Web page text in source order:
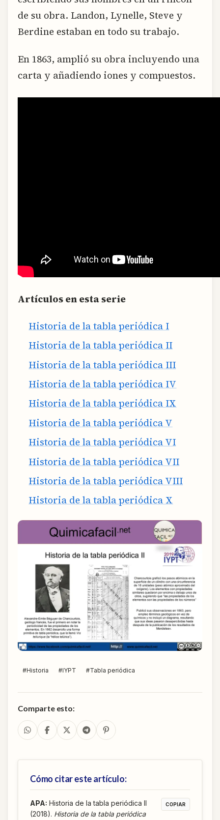
de su obra. Landon, Lynelle, Steve y
Berdine estaban en todo su trabajo.
En 1863, amplió su obra incluyendo una
carta y añadiendo iones y compuestos.
Artículos en esta serie
Historia de la tabla periódica I
Historia de la tabla periódica II
Historia de la tabla periódica III
Historia de la tabla periódica IV
Historia de la tabla periódica IX
Historia de la tabla periódica V
Historia de la tabla periódica VI
Historia de la tabla periódica VII
Historia de la tabla periódica VIII
Historia de la tabla periódica X
#Historia #IYPT #Tabla periódica
Comparte esto:
Cómo citar este artículo:
APA: Historia de la tabla periódica II
(2018). Historia de la tabla periódica
COPIAR